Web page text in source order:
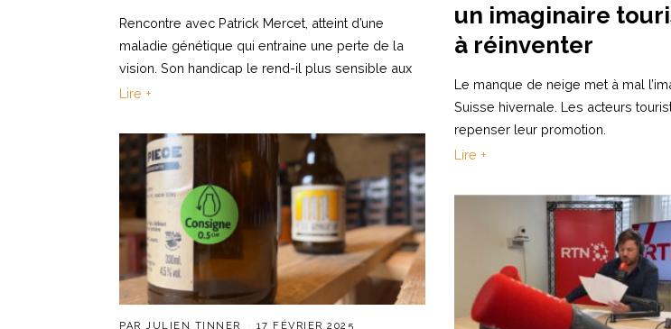
Rencontre avec Patrick Mercet, atteint d’une
maladie génétique qui entraine une perte de la
vision. Son handicap le rend-il plus sensible aux
Lire +
un imaginaire
à réinventer
Le manque de neige met à mal
Suisse hivernale. Les acteurs
repenser leur promotion.
Lire +
PAR JULIEN TINNER 17 FÉVRIER 2025